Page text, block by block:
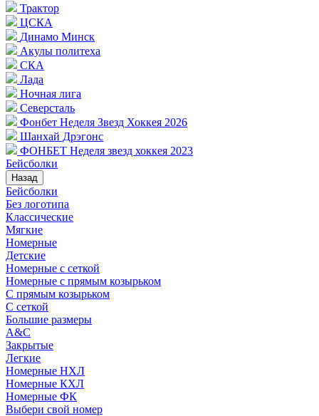
Трактор
ЦСКА
Динамо Минск
Акулы политеха
СКА
Лада
Ночная лига
Северсталь
Фонбет Неделя Звезд Хоккея 2026
Шанхай Дрэгонс
ФОНБЕТ Неделя звезд хоккея 2023
Бейсболки
Назад
Бейсболки
Без логотипа
Классические
Мягкие
Номерные
Детские
Номерные с сеткой
Номерные с прямым козырьком
С прямым козырьком
С сеткой
Большие размеры
A&C
Закрытые
Легкие
Номерные НХЛ
Номерные КХЛ
Номерные ФК
Выбери свой номер